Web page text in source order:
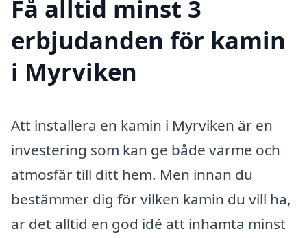
Få alltid minst 3
erbjudanden för kamin
i Myrviken
Att installera en kamin i Myrviken är en
investering som kan ge både värme och
atmosfär till ditt hem. Men innan du
bestämmer dig för vilken kamin du vill ha,
är det alltid en god idé att inhämta minst